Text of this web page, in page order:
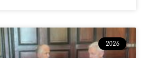
2026